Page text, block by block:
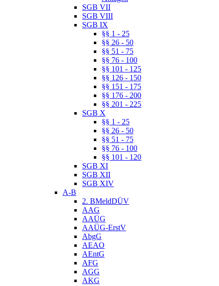
SGB VII
SGB VIII
SGB IX
§§ 1 - 25
§§ 26 - 50
§§ 51 - 75
§§ 76 - 100
§§ 101 - 125
§§ 126 - 150
§§ 151 - 175
§§ 176 - 200
§§ 201 - 225
SGB X
§§ 1 - 25
§§ 26 - 50
§§ 51 - 75
§§ 76 - 100
§§ 101 - 120
SGB XI
SGB XII
SGB XIV
A-B
2. BMeldDÜV
AAG
AAÜG
AAÜG-ErstV
AbgG
AEAO
AEntG
AFG
AGG
AKG